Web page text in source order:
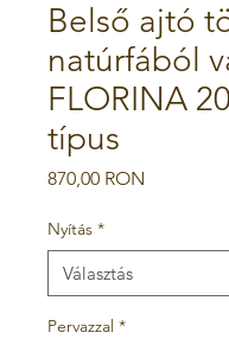
Belső ajtó
natúrfából
FLORINA
típus
870,00 RON
Nyítás *
Pervazzal *